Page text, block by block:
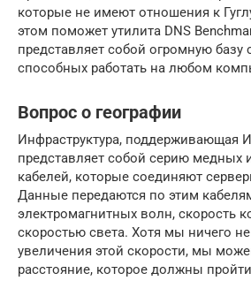
которые не имеют отношения к
этом поможет утилита DNS
представляет собой огромную базу
способных работать на любом
Вопрос о географии
Инфраструктура, поддерживающая
представляет собой серию медных
кабелей, которые соединяют
Данные передаются по этим
электромагнитных волн, скорость
скоростью света. Хотя мы ничего
увеличения этой скорости, мы
расстояние, которое должны